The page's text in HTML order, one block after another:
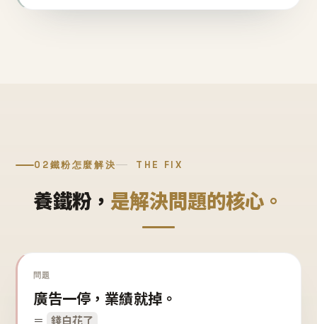
02鐵粉怎麼解決 THE FIX
養鐵粉， 是解決問題的核心。
問題
廣告一停，業績就掉。
＝ 錢白花了